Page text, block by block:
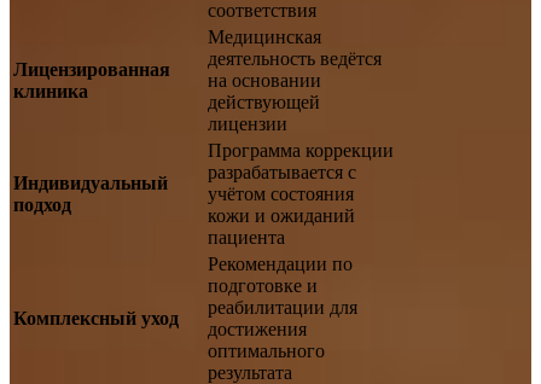
соответствия
Лицензированная
клиника
Медицинская
деятельность ведётся
на основании
действующей
лицензии
Индивидуальный
подход
Программа коррекции
разрабатывается с
учётом состояния
кожи и ожиданий
пациента
Комплексный уход
Рекомендации по
подготовке и
реабилитации для
достижения
оптимального
результата